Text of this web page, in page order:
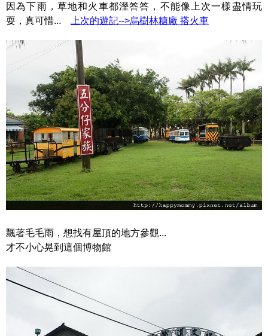
因為下雨，草地和火車都溼答答，不能像上次一樣盡情玩
耍，真可惜...
上次的遊記-->烏樹林糖廠 搭火車
飄著毛毛雨，想找有屋頂的地方參觀...
才不小心晃到這個博物館